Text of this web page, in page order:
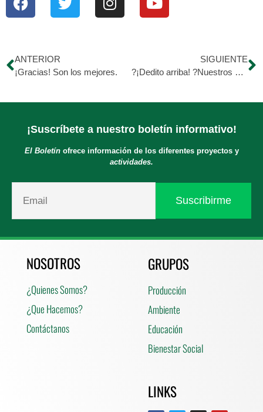
ANTERIOR
¡Gracias! Son los mejores.
SIGUIENTE
?¡Dedito arriba! ?Nuestros médicos te esperan en la Unidad de Atención Médica Hijos de Morán para ofrecerte una asistencia inmediata y de calidad.
¡Suscríbete a nuestro boletín informativo!
El Boletínofrece información de los diferentes proyectos y
actividades.
NOSOTROS
¿Quienes Somos?
¿Que Hacemos?
Contáctanos
GRUPOS
Producción
Ambiente
Educación
Bienestar Social
LINKS